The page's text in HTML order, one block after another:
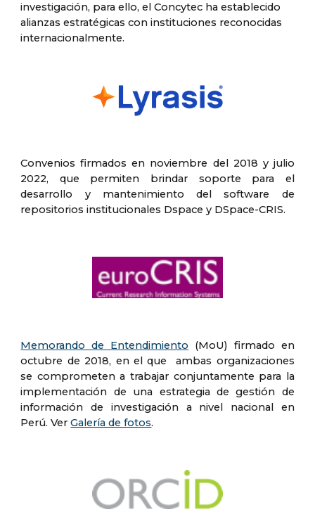
investigación, para ello, el Concytec ha establecido
alianzas estratégicas con instituciones reconocidas
internacionalmente.
Convenios firmados en noviembre del 2018 y julio
2022, que permiten brindar soporte para el
desarrollo y mantenimiento del software de
repositorios institucionales Dspace y DSpace-CRIS.
Memorando de Entendimiento (MoU) firmado en
octubre de 2018, en el que ambas organizaciones
se comprometen a trabajar conjuntamente para la
implementación de una estrategia de gestión de
información de investigación a nivel nacional en
Perú. VerGalería de fotos.